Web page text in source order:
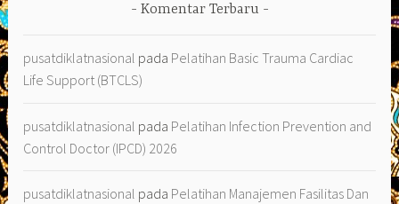
Komentar Terbaru
pusatdiklatnasional pada Pelatihan Basic Trauma Cardiac
Life Support (BTCLS)
pusatdiklatnasional pada Pelatihan Infection Prevention and
Control Doctor (IPCD) 2026
pusatdiklatnasional pada Pelatihan Manajemen Fasilitas Dan